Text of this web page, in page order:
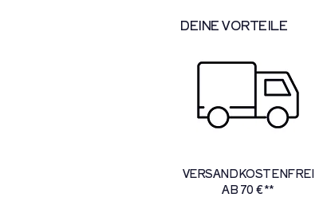
DEINE VORTEILE
VERSANDKOSTENFREI
AB 70 € **